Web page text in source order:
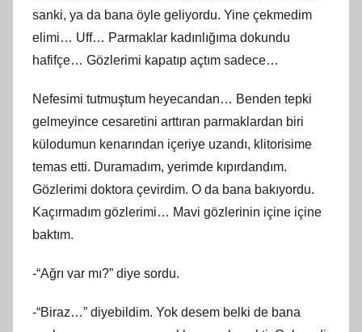
sanki, ya da bana öyle geliyordu. Yine çekmedim
elimi… Uff… Parmaklar kadınlığıma dokundu
hafifçe… Gözlerimi kapatıp açtım sadece…
Nefesimi tutmuştum heyecandan… Benden tepki
gelmeyince cesaretini arttıran parmaklardan biri
külodumun kenarından içeriye uzandı, klitorisime
temas etti. Duramadım, yerimde kıpırdandım.
Gözlerimi doktora çevirdim. O da bana bakıyordu.
Kaçırmadım gözlerimi… Mavi gözlerinin içine içine
baktım.
-“Ağrı var mı?” diye sordu.
-“Biraz…” diyebildim. Yok desem belki de bana